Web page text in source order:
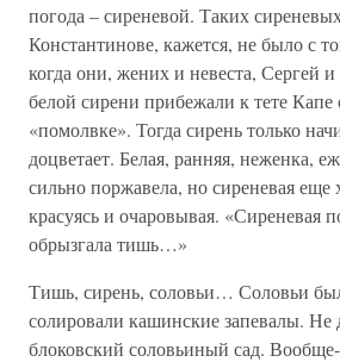
погода – сиреневой. Таких
Константинове, кажется, не было с
когда они, жених и невеста, Сергей
белой сирени прибежали к тете Капе
«помолвке». Тогда сирень только
доцветает. Белая, ранняя, неженка,
сильно поржавела, но сиреневая еще
красуясь и очаровывая. «Сиреневая
обрызгала тишь…»
Тишь, сирень, соловьи… Соловьи
солировали кашинские запевалы. Не
блоковский соловьиный сад.